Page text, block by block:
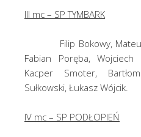
III mc – SP TYMBARK
Filip Bokowy,
Fabian Poręba,
Kacper Smoter,
Sułkowski, Łukasz Wójcik.
IV mc – SP PODŁOPIEŃ